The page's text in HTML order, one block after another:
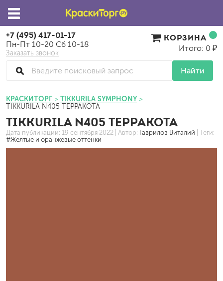
+7 (495) 417-01-17
Пн-Пт 10-20 Сб 10-18
Заказать звонок
Найти
КОРЗИНА
Итого: 0 ₽
КРАСКИТОРГ TIKKURILA SYMPHONY
TIKKURILA N405 ТЕРРАКОТА
TIKKURILA N405 ТЕРРАКОТА
Дата публикации: 19 сентября 2022 | Автор: Гаврилов Виталий | Теги:
#Желтые и оранжевые оттенки